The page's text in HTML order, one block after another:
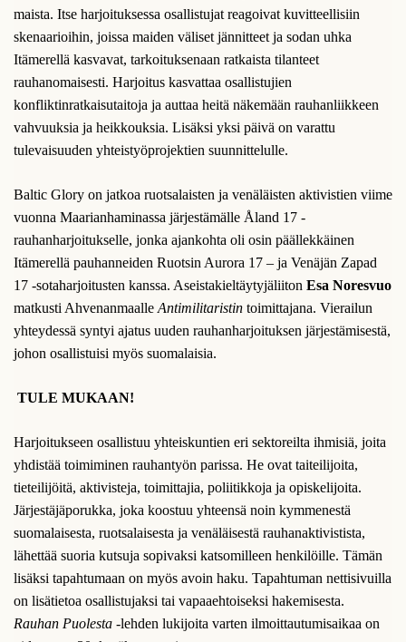
maista. Itse harjoituksessa osallistujat reagoivat kuvitteellisiin
skenaarioihin, joissa maiden väliset jännitteet ja sodan uhka
Itämerellä kasvavat, tarkoituksenaan ratkaista tilanteet
rauhanomaisesti. Harjoitus kasvattaa osallistujien
konfliktinratkaisutaitoja ja auttaa heitä näkemään rauhanliikkeen
vahvuuksia ja heikkouksia. Lisäksi yksi päivä on varattu
tulevaisuuden yhteistyöprojektien suunnittelulle.
Baltic Glory on jatkoa ruotsalaisten ja venäläisten aktivistien viime
vuonna Maarianhaminassa järjestämälle Åland 17 -
rauhanharjoitukselle, jonka ajankohta oli osin päällekkäinen
Itämerellä pauhanneiden Ruotsin Aurora 17 – ja Venäjän Zapad
17 -sotaharjoitusten kanssa. Aseistakieltäytyjäliiton Esa Noresvuo
matkusti Ahvenanmaalle Antimilitaristin toimittajana. Vierailun
yhteydessä syntyi ajatus uuden rauhanharjoituksen järjestämisestä,
johon osallistuisi myös suomalaisia.
TULE MUKAAN!
Harjoitukseen osallistuu yhteiskuntien eri sektoreilta ihmisiä, joita
yhdistää toimiminen rauhantyön parissa. He ovat taiteilijoita,
tieteilijöitä, aktivisteja, toimittajia, poliitikkoja ja opiskelijoita.
Järjestäjäporukka, joka koostuu yhteensä noin kymmenestä
suomalaisesta, ruotsalaisesta ja venäläisestä rauhanaktivistista,
lähettää suoria kutsuja sopivaksi katsomilleen henkilöille. Tämän
lisäksi tapahtumaan on myös avoin haku. Tapahtuman nettisivuilla
on lisätietoa osallistujaksi tai vapaaehtoiseksi hakemisesta.
Rauhan Puolesta -lehden lukijoita varten ilmoittautumisaikaa on